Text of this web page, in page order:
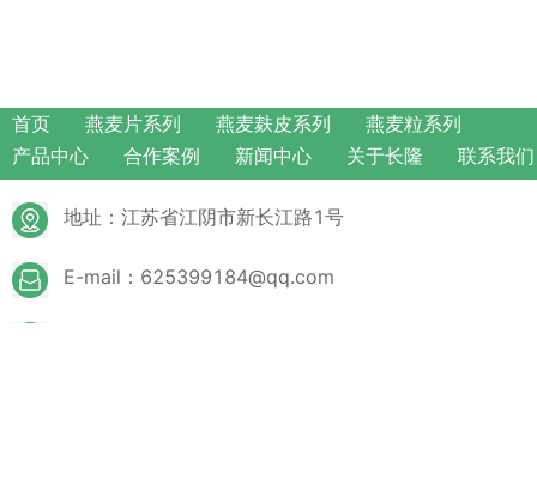
首页 燕麦片系列 燕麦麸皮系列
燕麦粒系列
产品中心
合作案例 新闻中心 关于长隆 联系我们
地址：江苏省江阴市新长江路1号
E-mail：625399184@qq.com